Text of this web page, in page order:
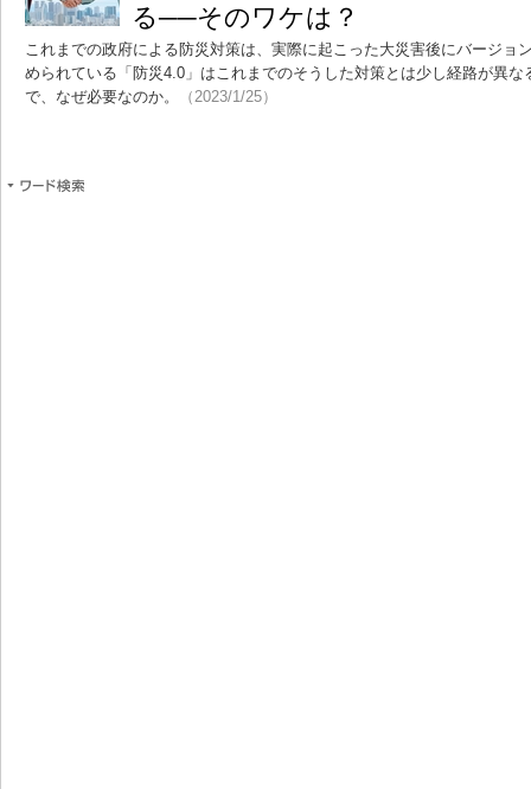
る──そのワケは？
これまでの政府による防災対策は、実際に起こった大災害後にバージョ
められている「防災4.0」はこれまでのそうした対策とは少し経路が異
で、なぜ必要なのか。
（2023/1/25）